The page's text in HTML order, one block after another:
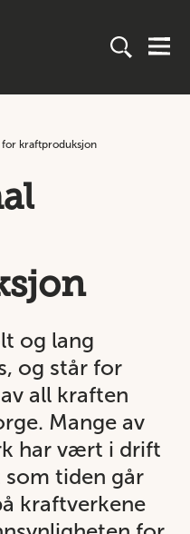
kraftproduksjon
og lang
og står for
all kraften
Mange av
har vært i drift
tiden går
kraftverkene